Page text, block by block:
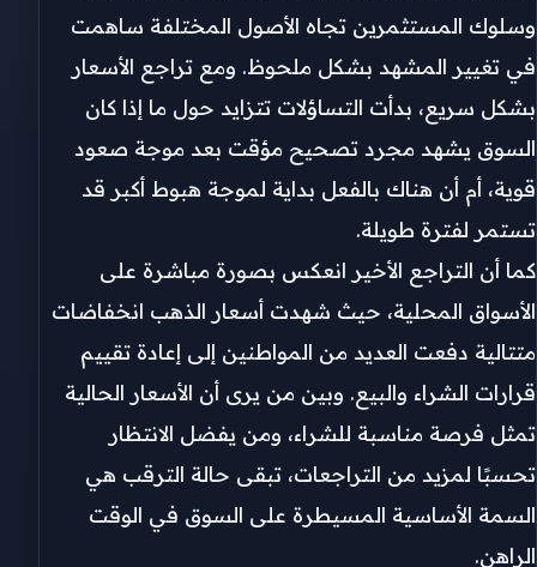
وسلوك المستثمرين تجاه الأصول المختلفة ساهمت
في تغيير المشهد بشكل ملحوظ. ومع تراجع الأسعار
بشكل سريع، بدأت التساؤلات تتزايد حول ما إذا كان
السوق يشهد مجرد تصحيح مؤقت بعد موجة صعود
قوية، أم أن هناك بالفعل بداية لموجة هبوط أكبر قد
تستمر لفترة طويلة.
كما أن التراجع الأخير انعكس بصورة مباشرة على
الأسواق المحلية، حيث شهدت أسعار الذهب انخفاضات
متتالية دفعت العديد من المواطنين إلى إعادة تقييم
قرارات الشراء والبيع. وبين من يرى أن الأسعار الحالية
تمثل فرصة مناسبة للشراء، ومن يفضل الانتظار
تحسبًا لمزيد من التراجعات، تبقى حالة الترقب هي
السمة الأساسية المسيطرة على السوق في الوقت
الراهن.